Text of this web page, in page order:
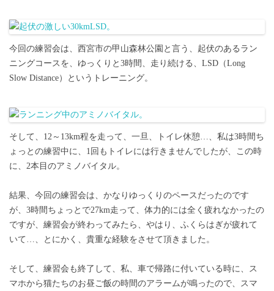
今回の練習会は、西宮市の甲山森林公園と言う、起伏のあるラン
ニングコースを、ゆっくりと3時間、走り続ける、LSD（Long
Slow Distance）というトレーニング。
そして、12～13km程を走って、一旦、トイレ休憩…、私は3時間ち
ょっとの練習中に、1回もトイレには行きませんでしたが、この時
に、2本目のアミノバイタル。
結果、今回の練習会は、かなりゆっくりのペースだったのです
が、3時間ちょっとで27km走って、体力的には全く疲れなかったの
ですが、練習会が終わってみたら、やはり、ふくらはぎが疲れて
いて…、とにかく、貴重な経験をさせて頂きました。
そして、練習会も終了して、私、車で帰路に付いている時に、ス
マホから猫たちのお昼ご飯の時間のアラームが鳴ったので、スマ